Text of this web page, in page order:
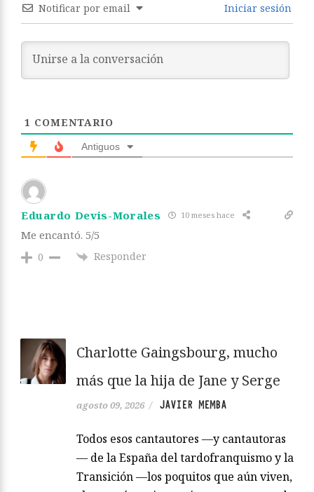
Notificar por email Iniciar sesión
1 COMENTARIO
Antiguos
Eduardo Devis-Morales 10 meses hace
Me encantó. 5/5
0 Responder
Charlotte Gaingsbourg, mucho
más que la hija de Jane y Serge
agosto 09, 2026 / JAVIER MEMBA
Todos esos cantautores —y cantautoras
— de la España del tardofranquismo y la
Transición —los poquitos que aún viven,